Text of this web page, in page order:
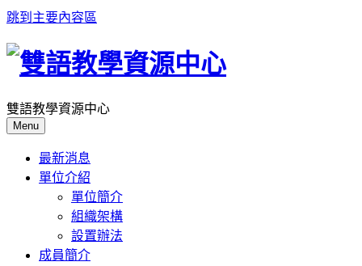
跳到主要內容區
雙語教學資源中心
Menu
最新消息
單位介紹
單位簡介
組織架構
設置辦法
成員簡介